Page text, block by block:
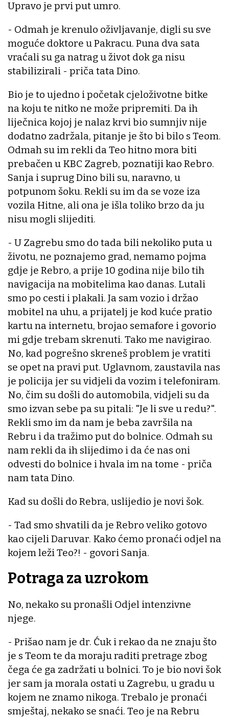
Upravo je prvi put umro.
- Odmah je krenulo oživljavanje, digli su sve
moguće doktore u Pakracu. Puna dva sata
vraćali su ga natrag u život dok ga nisu
stabilizirali - priča tata Dino.
Bio je to ujedno i početak cjeloživotne bitke
na koju te nitko ne može pripremiti. Da ih
liječnica kojoj je nalaz krvi bio sumnjiv nije
dodatno zadržala, pitanje je što bi bilo s Teom.
Odmah su im rekli da Teo hitno mora biti
prebačen u KBC Zagreb, poznatiji kao Rebro.
Sanja i suprug Dino bili su, naravno, u
potpunom šoku. Rekli su im da se voze iza
vozila Hitne, ali ona je išla toliko brzo da ju
nisu mogli slijediti.
- U Zagrebu smo do tada bili nekoliko puta u
životu, ne poznajemo grad, nemamo pojma
gdje je Rebro, a prije 10 godina nije bilo tih
navigacija na mobitelima kao danas. Lutali
smo po cesti i plakali. Ja sam vozio i držao
mobitel na uhu, a prijatelj je kod kuće pratio
kartu na internetu, brojao semafore i govorio
mi gdje trebam skrenuti. Tako me navigirao.
No, kad pogrešno skreneš problem je vratiti
se opet na pravi put. Uglavnom, zaustavila nas
je policija jer su vidjeli da vozim i telefoniram.
No, čim su došli do automobila, vidjeli su da
smo izvan sebe pa su pitali: "Je li sve u redu?".
Rekli smo im da nam je beba završila na
Rebru i da tražimo put do bolnice. Odmah su
nam rekli da ih slijedimo i da će nas oni
odvesti do bolnice i hvala im na tome - priča
nam tata Dino.
Kad su došli do Rebra, uslijedio je novi šok.
- Tad smo shvatili da je Rebro veliko gotovo
kao cijeli Daruvar. Kako ćemo pronaći odjel na
kojem leži Teo?! - govori Sanja.
Potraga za uzrokom
No, nekako su pronašli Odjel intenzivne
njege.
- Prišao nam je dr. Ćuk i rekao da ne znaju što
je s Teom te da moraju raditi pretrage zbog
čega će ga zadržati u bolnici. To je bio novi šok
jer sam ja morala ostati u Zagrebu, u gradu u
kojem ne znamo nikoga. Trebalo je pronaći
smještaj, nekako se snaći. Teo je na Rebru